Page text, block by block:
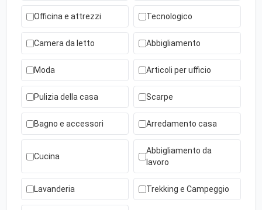
Officina e attrezzi Tecnologico
Camera da letto Abbigliamento
Moda Articoli per ufficio
Pulizia della casa Scarpe
Bagno e accessori Arredamento casa
Cucina
Abbigliamento da
lavoro
Lavanderia Trekking e Campeggio